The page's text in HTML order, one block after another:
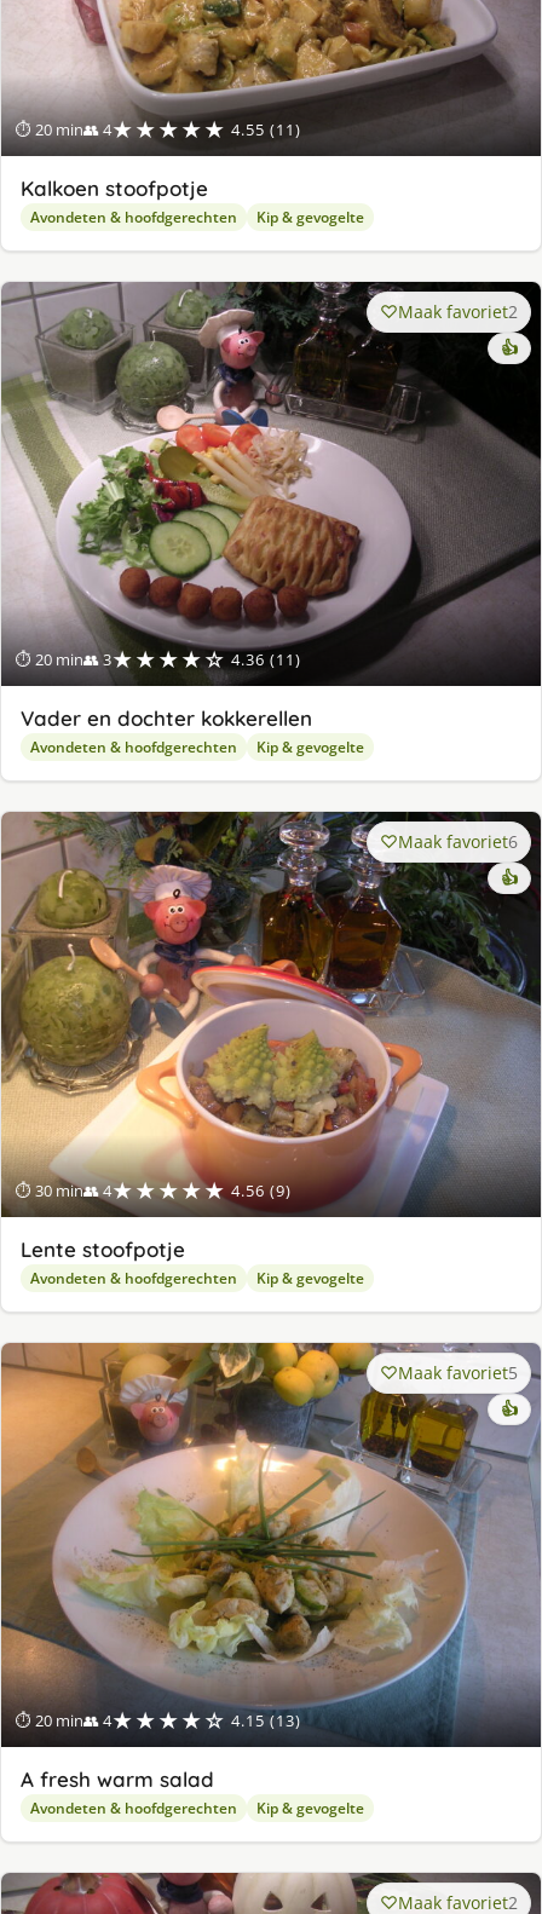
⏱ 20 min👥 4★★★★★ 4.55 (11)
Kalkoen stoofpotje
Avondeten & hoofdgerechten Kip & gevogelte
⏱ 20 min👥 3★★★★☆ 4.36 (11)
Maak favoriet2
👍
Vader en dochter kokkerellen
Avondeten & hoofdgerechten Kip & gevogelte
⏱ 30 min👥 4★★★★★ 4.56 (9)
Maak favoriet6
👍
Lente stoofpotje
Avondeten & hoofdgerechten Kip & gevogelte
⏱ 20 min👥 4★★★★☆ 4.15 (13)
Maak favoriet5
👍
A fresh warm salad
Avondeten & hoofdgerechten Kip & gevogelte
Maak favoriet2